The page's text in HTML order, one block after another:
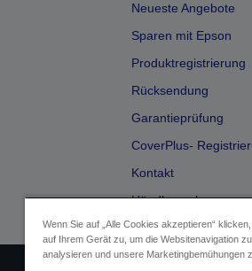
Neueste Angebote
Sparen mit Epson
Produktregistrierung
Rücksendung
Garantieprüfung
CoverPlus-
Kontakt
Händlersuche
Wenn Sie auf „Alle Cookies akzeptieren“
auf Ihrem Gerät zu, um die Websitenavigation
analysieren und unsere Marketingbemühungen